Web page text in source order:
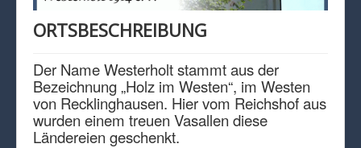
DATENSCHUTZ
ORTSBESCHREIBUNG
Der Name Westerholt stammt aus der
Bezeichnung „Holz im Westen“, im Westen
von Recklinghausen. Hier vom Reichshof aus
wurden einem treuen Vasallen diese
Ländereien geschenkt.